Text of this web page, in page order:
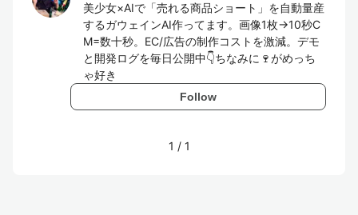
美少女×AIで「売れる商品ショート」を自動量産
するガウェインAI作ってます。画像1枚→10秒C
M=数十秒。EC/広告の制作コストを激減。デモ
と開発ログを毎日公開中👇ちなみに🍷がめっち
ゃ好き
Follow
1 / 1